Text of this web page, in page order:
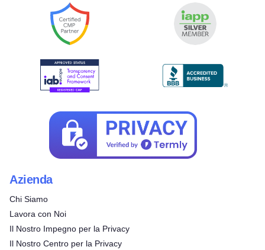
Azienda
Chi Siamo
Lavora con Noi
Il Nostro Impegno per la Privacy
Il Nostro Centro per la Privacy